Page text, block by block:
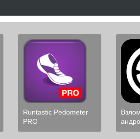
Runtastic Pedometer
PRO